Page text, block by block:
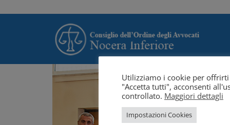
Utilizziamo i cookie per
"Accetta tutti", acconsenti
controllato. Maggiori dettagli
Impostazioni Cookies